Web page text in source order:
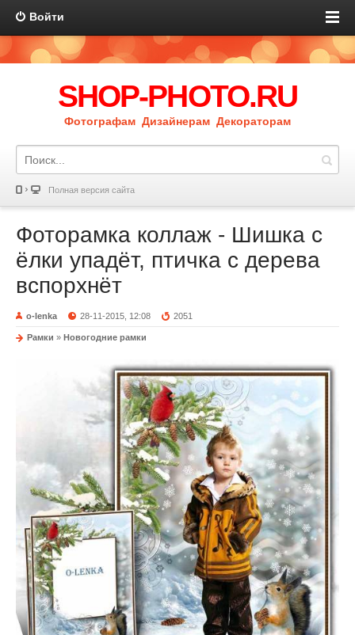
Войти
SHOP-PHOTO.RU
Фотографам Дизайнерам Декораторам
Полная версия сайта
Фоторамка коллаж - Шишка с
ёлки упадёт, птичка с дерева
вспорхнёт
o-lenka 28-11-2015, 12:08 2051
Рамки » Новогодние рамки